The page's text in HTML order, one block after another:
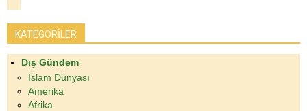
KATEGORİLER
Dış Gündem
İslam Dünyası
Amerika
Afrika